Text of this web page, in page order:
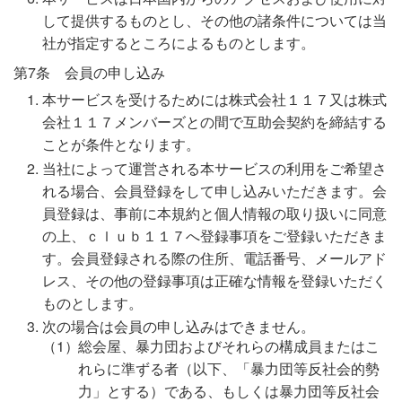
して提供するものとし、その他の諸条件については当
社が指定するところによるものとします。
第7条 会員の申し込み
本サービスを受けるためには株式会社１１７又は株式
会社１１７メンバーズとの間で互助会契約を締結する
ことが条件となります。
当社によって運営される本サービスの利用をご希望さ
れる場合、会員登録をして申し込みいただきます。会
員登録は、事前に本規約と個人情報の取り扱いに同意
の上、ｃｌｕｂ１１７へ登録事項をご登録いただきま
す。会員登録される際の住所、電話番号、メールアド
レス、その他の登録事項は正確な情報を登録いただく
ものとします。
次の場合は会員の申し込みはできません。
総会屋、暴力団およびそれらの構成員またはこ
れらに準ずる者（以下、「暴力団等反社会的勢
力」とする）である、もしくは暴力団等反社会